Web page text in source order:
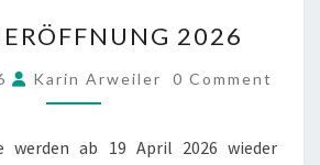
2026
2026
Karin Arweiler COMMENTS
0 Comment
werden ab 19 April 2026 wieder